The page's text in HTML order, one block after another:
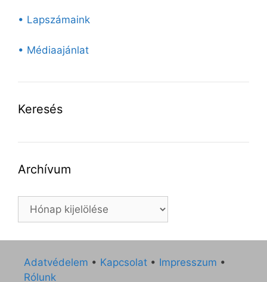
• Lapszámaink
• Médiaajánlat
Keresés
Archívum
Archívum
Adatvédelem • Kapcsolat • Impresszum •
Rólunk